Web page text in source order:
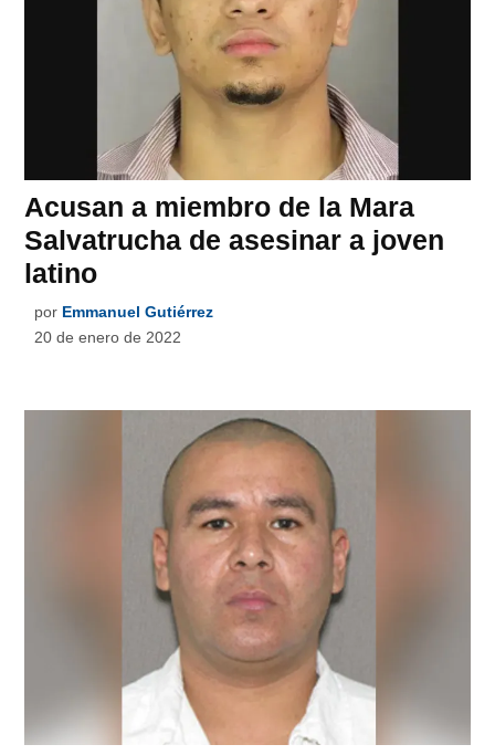
Acusan a miembro de la Mara
Salvatrucha de asesinar a joven
latino
por Emmanuel Gutiérrez
20 de enero de 2022